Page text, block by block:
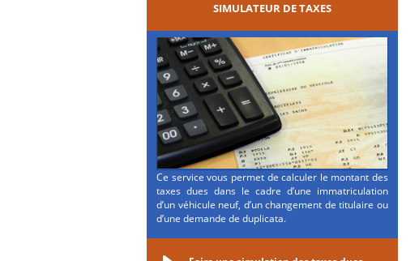
SIMULATEUR DE TAXES
Ce service vous permet de calculer le montant des
taxes dues dans le cadre d’une immatriculation
d’un véhicule neuf, d’un changement de titulaire ou
d’une demande de duplicata.